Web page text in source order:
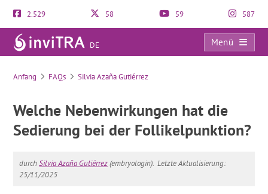
2.529 58 59 587
DE
Menü
FAQs
Anfang FAQs Silvia Azaña Gutiérrez
Welche Nebenwirkungen hat die
Sedierung bei der Follikelpunktion?
durchSilvia Azaña Gutiérrez(embryologin). Letzte Aktualisierung:
25/11/2025